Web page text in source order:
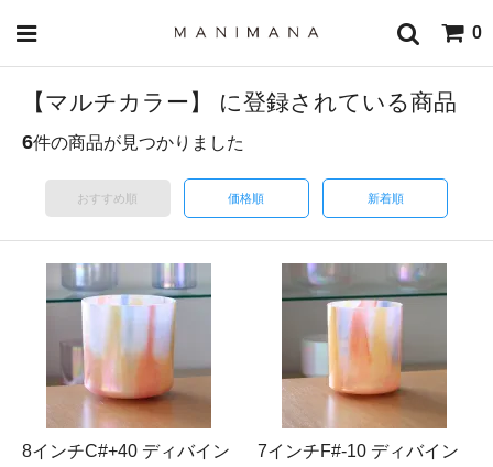
0
【マルチカラー】 に登録されている商品
6件の商品が見つかりました
おすすめ順 価格順 新着順
8インチC#+40 ディバイン
7インチF#-10 ディバイン